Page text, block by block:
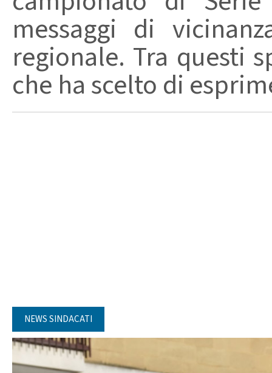
messaggi di
regionale. Tra questi
che ha scelto di
NEWS SINDACATI